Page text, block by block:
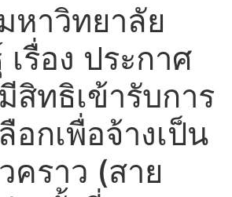
หาวิทยาลัย
รื่อง ประกาศ
สิทธิเข้ารับการ
อกเพื่อจ้างเป็น
คราว (สาย